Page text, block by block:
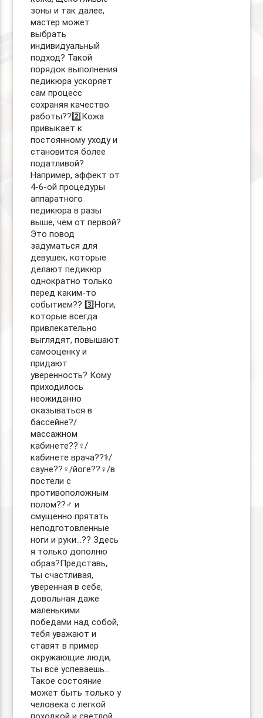
зоны и так далее,
мастер может
выбрать
индивидуальный
подход? Такой
порядок выполнения
педикюра ускоряет
сам процесс
сохраняя качество
работы??2️⃣Кожа
привыкает к
постоянному уходу и
становится более
податливой?
Например, эффект от
4-6-ой процедуры
аппаратного
педикюра в разы
выше, чем от первой?
Это повод
задуматься для
девушек, которые
делают педикюр
однократно только
перед каким-то
событием?? 3️⃣Ноги,
которые всегда
привлекательно
выглядят, повышают
самооценку и
придают
уверенность? Кому
приходилось
неожиданно
оказываться в
бассейне?/
массажном
кабинете??‍♀️/
кабинете врача??‍⚕️/
сауне??‍♀️/йоге??‍♀️/в
постели с
противоположным
полом??‍♂️ и
смущенно прятать
неподготовленные
ноги и руки…?? Здесь
я только дополню
образ?Представь,
ты счастливая,
уверенная в себе,
довольная даже
маленькими
победами над собой,
тебя уважают и
ставят в пример
окружающие люди,
ты всё успеваешь…
Такое состояние
может быть только у
человека с легкой